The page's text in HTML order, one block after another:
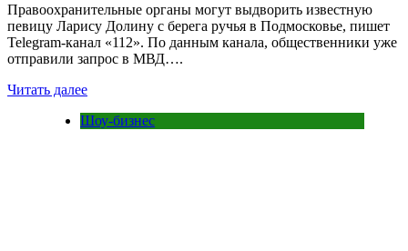
Правоохранительные органы могут выдворить известную
певицу Ларису Долину с берега ручья в Подмосковье, пишет
Telegram-канал «112». По данным канала, общественники уже
отправили запрос в МВД….
Читать далее
Шоу-бизнес